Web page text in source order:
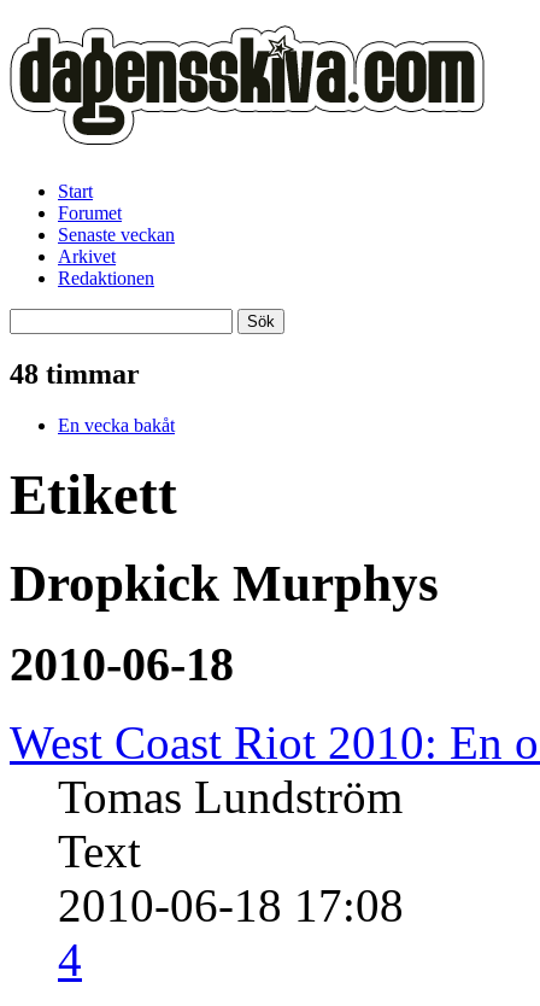
Start
Forumet
Senaste veckan
Arkivet
Redaktionen
48 timmar
En vecka bakåt
Etikett
Dropkick Murphys
2010-06-18
West Coast Riot 2010: En
Tomas Lundström
Text
2010-06-18 17:08
4